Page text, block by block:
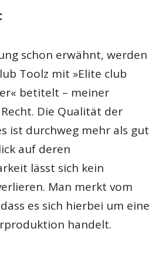
schon erwähnt, werden
Toolz mit »Elite club
betitelt – meiner
Die Qualität der
ist durchweg mehr als gut
auf deren
lässt sich kein
Man merkt vom
es sich hierbei um eine
handelt.